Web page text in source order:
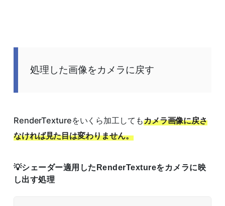
処理した画像をカメラに戻す
RenderTextureをいくら加工してもカメラ画像に戻さ
なければ見た目は変わりません。
シェーダー適用したRenderTextureをカメラに映
し出す処理